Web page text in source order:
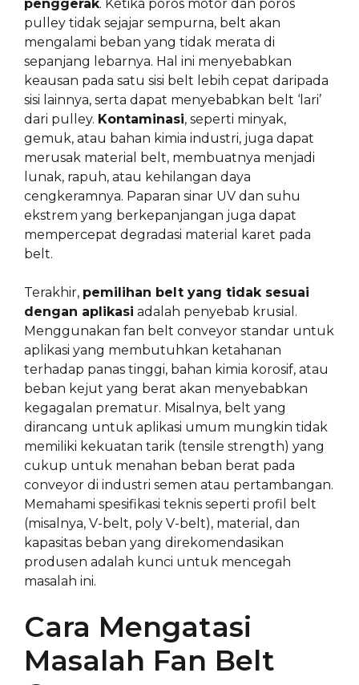
penggerak. Ketika poros motor dan poros
pulley tidak sejajar sempurna, belt akan
mengalami beban yang tidak merata di
sepanjang lebarnya. Hal ini menyebabkan
keausan pada satu sisi belt lebih cepat daripada
sisi lainnya, serta dapat menyebabkan belt ‘lari’
dari pulley. Kontaminasi, seperti minyak,
gemuk, atau bahan kimia industri, juga dapat
merusak material belt, membuatnya menjadi
lunak, rapuh, atau kehilangan daya
cengkeramnya. Paparan sinar UV dan suhu
ekstrem yang berkepanjangan juga dapat
mempercepat degradasi material karet pada
belt.
Terakhir, pemilihan belt yang tidak sesuai
dengan aplikasi adalah penyebab krusial.
Menggunakan fan belt conveyor standar untuk
aplikasi yang membutuhkan ketahanan
terhadap panas tinggi, bahan kimia korosif, atau
beban kejut yang berat akan menyebabkan
kegagalan prematur. Misalnya, belt yang
dirancang untuk aplikasi umum mungkin tidak
memiliki kekuatan tarik (tensile strength) yang
cukup untuk menahan beban berat pada
conveyor di industri semen atau pertambangan.
Memahami spesifikasi teknis seperti profil belt
(misalnya, V-belt, poly V-belt), material, dan
kapasitas beban yang direkomendasikan
produsen adalah kunci untuk mencegah
masalah ini.
Cara Mengatasi
Masalah Fan Belt